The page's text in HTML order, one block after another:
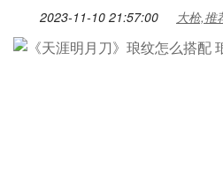
2023-11-10 21:57:00 大枪,推